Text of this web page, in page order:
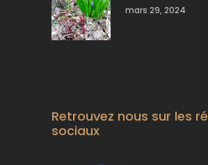
mars 29, 2024
Retrouvez nous sur les
sociaux